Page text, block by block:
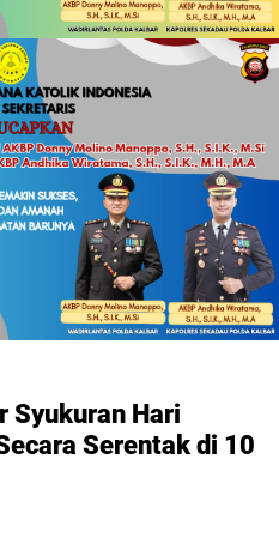
Syukuran Hari
Serentak di 10